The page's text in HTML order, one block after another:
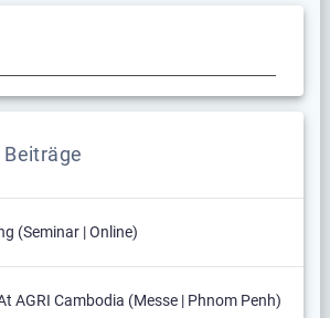
Beiträge
(Seminar | Online)
AGRI Cambodia (Messe | Phnom Penh)